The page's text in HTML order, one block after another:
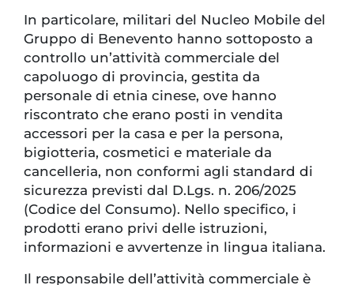
In particolare, militari del Nucleo Mobile del
Gruppo di Benevento hanno sottoposto a
controllo un’attività commerciale del
capoluogo di provincia, gestita da
personale di etnia cinese, ove hanno
riscontrato che erano posti in vendita
accessori per la casa e per la persona,
bigiotteria, cosmetici e materiale da
cancelleria, non conformi agli standard di
sicurezza previsti dal D.Lgs. n. 206/2025
(Codice del Consumo). Nello specifico, i
prodotti erano privi delle istruzioni,
informazioni e avvertenze in lingua italiana.
Il responsabile dell’attività commerciale è